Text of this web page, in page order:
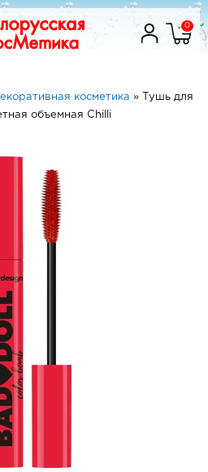
0
косметика »
Тушь для
объемная Chilli